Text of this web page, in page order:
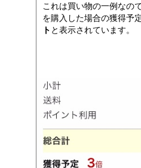
これは買い物の一例なの
を購入した場合の獲得予
ト と表示されています。